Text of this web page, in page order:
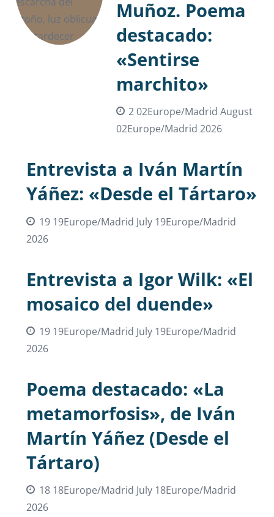
Muñoz. Poema
destacado:
«Sentirse
marchito»
2 02Europe/Madrid August
02Europe/Madrid 2026
Entrevista a Iván Martín
Yáñez: «Desde el Tártaro»
19 19Europe/Madrid July 19Europe/Madrid
2026
Entrevista a Igor Wilk: «El
mosaico del duende»
19 19Europe/Madrid July 19Europe/Madrid
2026
Poema destacado: «La
metamorfosis», de Iván
Martín Yáñez (Desde el
Tártaro)
18 18Europe/Madrid July 18Europe/Madrid
2026